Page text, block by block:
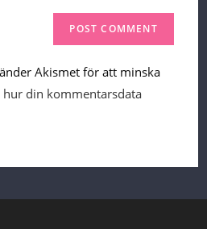
Akismet för att minska
hur din kommentarsdata